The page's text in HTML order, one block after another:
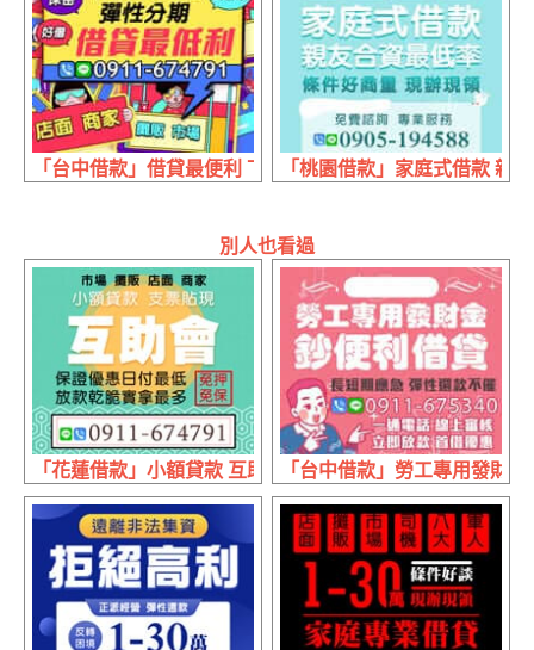
「台中借款」借貸最便利 下款最快速| 彈性分期 保密好借
「桃園借款」家庭式借款 親
別人也看過
「花蓮借款」小額貸款 互助會 | 日付最低 保證優惠
「台中借款」勞工專用發財